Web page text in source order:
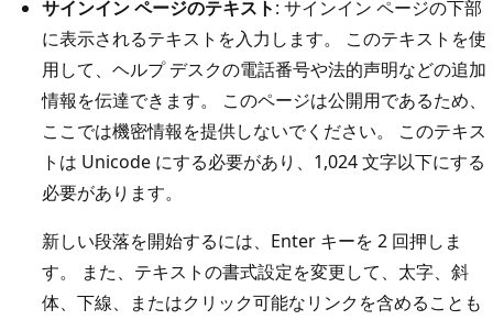
サインイン ページのテキスト: サインイン ページの下部
に表示されるテキストを入力します。 このテキストを使
用して、ヘルプ デスクの電話番号や法的声明などの追加
情報を伝達できます。 このページは公開用であるため、
ここでは機密情報を提供しないでください。 このテキス
トは Unicode にする必要があり、1,024 文字以下にする
必要があります。
新しい段落を開始するには、Enter キーを 2 回押しま
す。 また、テキストの書式設定を変更して、太字、斜
体、下線、またはクリック可能なリンクを含めることも